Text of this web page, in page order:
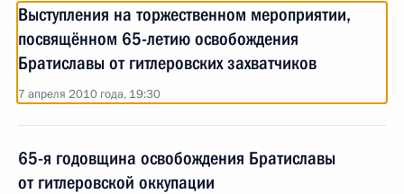
Выступления на торжественном мероприятии,
посвящённом 65-летию освобождения
Братиславы от гитлеровских захватчиков
7 апреля 2010 года, 19:30
65-я годовщина освобождения Братиславы
от гитлеровской оккупации